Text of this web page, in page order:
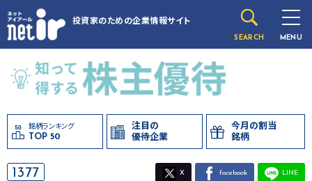
投資家のための企業情報サイト
SEARCH MENU
銘柄ランキング
TOP 50
注目の
優待企業
今月の割当
銘柄
1377 X facebook LINE